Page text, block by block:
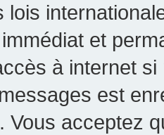
lois
et
à internet
est
Vous acceptez